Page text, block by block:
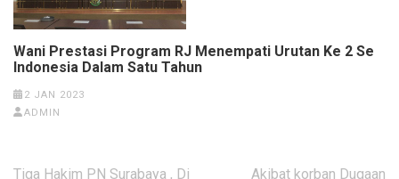
Wani Prestasi Program RJ Menempati Urutan Ke 2 Se
Indonesia Dalam Satu Tahun
2 JAN 2023
ADMIN
Navigasi
Tiga Hakim PN Surabaya , Di
Akibat korban Dugaan